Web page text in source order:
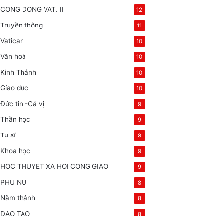
CONG DONG VAT. II 12
Truyền thông 11
Vatican 10
Văn hoá 10
Kinh Thánh 10
Gíao duc 10
Đức tin -Cá vị 9
Thần học 9
Tu sĩ 9
Khoa học 9
HOC THUYET XA HOI CONG GIAO 9
PHU NU 8
Năm thánh 8
DAO TAO 8